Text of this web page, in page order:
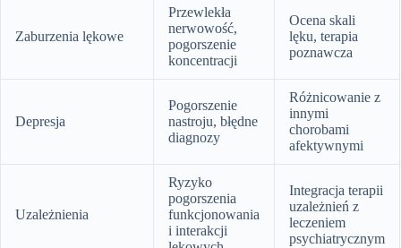
Zaburzenia lękowe
Przewlekła
nerwowość,
pogorszenie
koncentracji
Ocena skali
lęku, terapia
poznawcza
Depresja
Pogorszenie
nastroju, błędne
diagnozy
Różnicowanie z
innymi
chorobami
afektywnymi
Uzależnienia
Ryzyko
pogorszenia
funkcjonowania
i interakcji
Integracja terapii
uzależnień z
leczeniem
psychiatrycznym